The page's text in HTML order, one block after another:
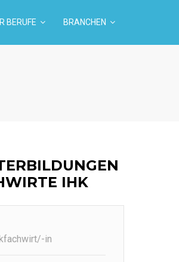
BERUFE BRANCHEN
IHK
in